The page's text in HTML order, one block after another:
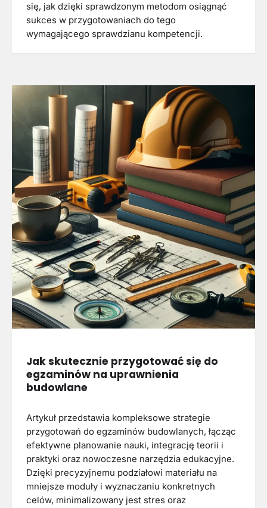
się, jak dzięki sprawdzonym metodom osiągnąć
sukces w przygotowaniach do tego
wymagającego sprawdzianu kompetencji.
Jak skutecznie przygotować się do
egzaminów na uprawnienia
budowlane
Artykuł przedstawia kompleksowe strategie
przygotowań do egzaminów budowlanych, łącząc
efektywne planowanie nauki, integrację teorii i
praktyki oraz nowoczesne narzędzia edukacyjne.
Dzięki precyzyjnemu podziałowi materiału na
mniejsze moduły i wyznaczaniu konkretnych
celów, minimalizowany jest stres oraz